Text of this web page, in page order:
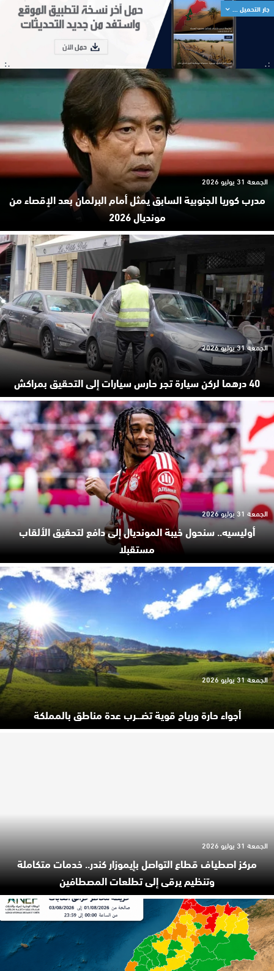
مدرب كوريا الجنوبية السابق يمثل أمام البرلمان بعد الإقصاء من
مونديال 2026
الجمعة 31 يوليو 2026
40 درهما لركن سيارة تجر حارس سيارات إلى التحقيق بمراكش
الجمعة 31 يوليو 2026
أوليسيه.. سنحول خيبة المونديال إلى دافع لتحقيق الألقاب
مستقبلا
الجمعة 31 يوليو 2026
أجواء حارة ورياح قوية تضـ.ـرب عدة مناطق بالمملكة
الجمعة 31 يوليو 2026
مركز اصطياف قطاع التواصل بإيموزار كندر.. خدمات متكاملة
وتنظيم يرقى إلى تطلعات المصطافين
الجمعة 31 يوليو 2026
جار التحميل ...